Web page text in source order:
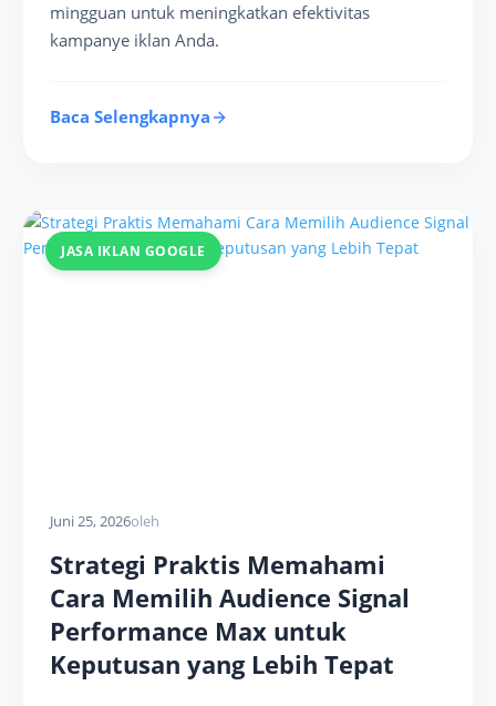
mingguan untuk meningkatkan efektivitas
kampanye iklan Anda.
Baca Selengkapnya
JASA IKLAN GOOGLE
Juni 25, 2026oleh
Strategi Praktis Memahami
Cara Memilih Audience Signal
Performance Max untuk
Keputusan yang Lebih Tepat